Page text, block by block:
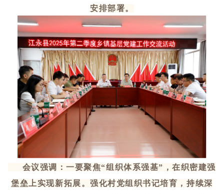
安排部署。
会议强调：一要聚焦“组织体系强基”，在织密建强
堡垒上实现新拓展。强化村党组织书记培育，持续深